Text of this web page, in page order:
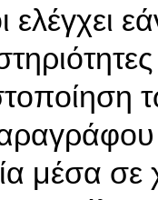
ελέγχει
μέσα σε